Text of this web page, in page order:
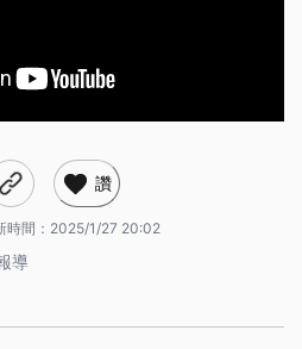
讚
時間： 2025/1/27 20:02
導